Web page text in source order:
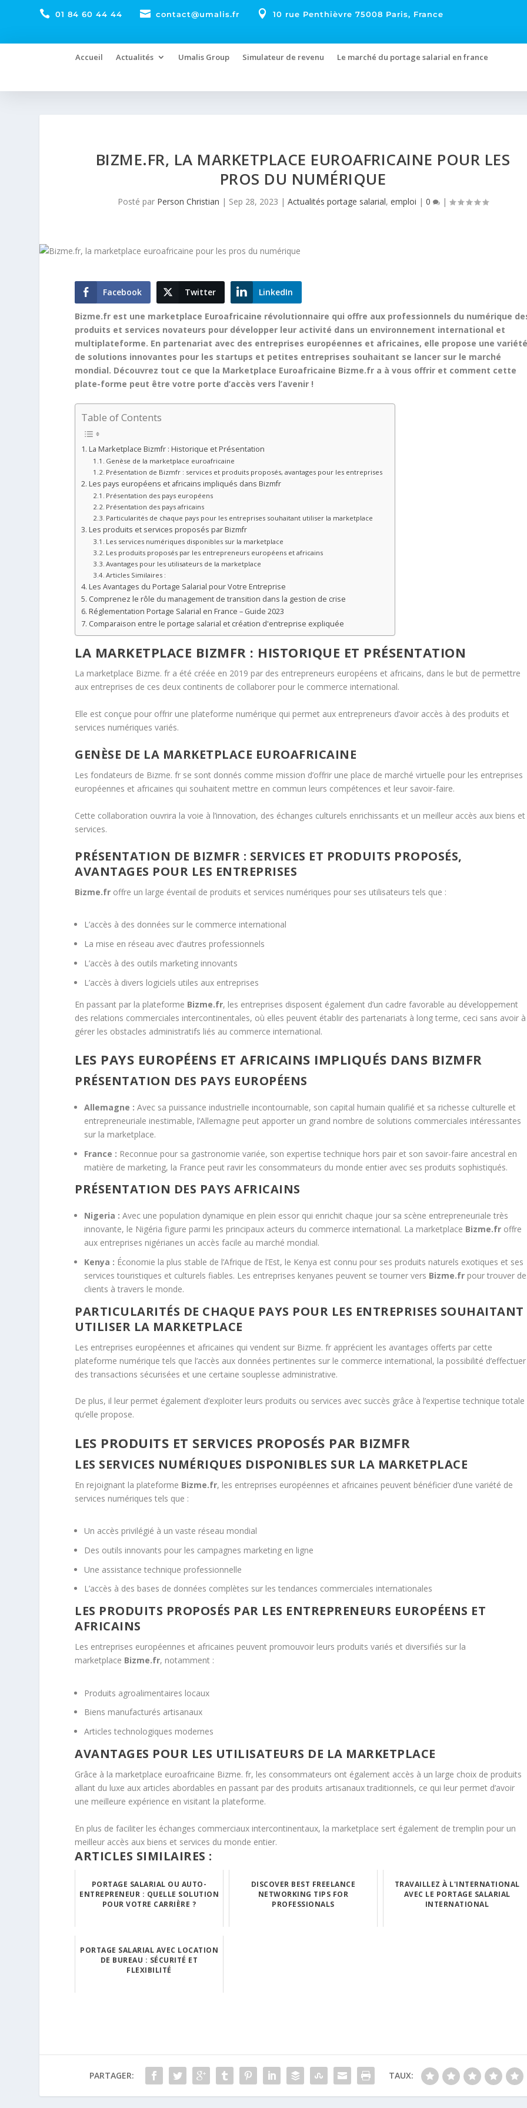
 01 84 60 44 44  contact@umalis.fr  10 rue Penthièvre 75008 Paris, France
Accueil Actualités Umalis Group Simulateur de revenu Le marché du portage salarial en france
BIZME.FR, LA MARKETPLACE EUROAFRICAINE POUR LES
PROS DU NUMÉRIQUE
Posté par Person Christian | Sep 28, 2023 | Actualités portage salarial, emploi | 0 |
Facebook Twitter LinkedIn
Bizme.fr est une marketplace Euroafricaine révolutionnaire qui offre aux professionnels du numérique
produits et services novateurs pour développer leur activité dans un environnement international et
multiplateforme. En partenariat avec des entreprises européennes et africaines, elle propose une
de solutions innovantes pour les startups et petites entreprises souhaitant se lancer sur le marché
mondial. Découvrez tout ce que la Marketplace Euroafricaine Bizme.fr a à vous offrir et comment cette
plate-forme peut être votre porte d’accès vers l’avenir !
Table of Contents
La Marketplace Bizmfr : Historique et Présentation
Genèse de la marketplace euroafricaine
Présentation de Bizmfr : services et produits proposés, avantages pour les entreprises
Les pays européens et africains impliqués dans Bizmfr
Présentation des pays européens
Présentation des pays africains
Particularités de chaque pays pour les entreprises souhaitant utiliser la marketplace
Les produits et services proposés par Bizmfr
Les services numériques disponibles sur la marketplace
Les produits proposés par les entrepreneurs européens et africains
Avantages pour les utilisateurs de la marketplace
Articles Similaires :
Les Avantages du Portage Salarial pour Votre Entreprise
Comprenez le rôle du management de transition dans la gestion de crise
Réglementation Portage Salarial en France – Guide 2023
Comparaison entre le portage salarial et création d'entreprise expliquée
LA MARKETPLACE BIZMFR : HISTORIQUE ET PRÉSENTATION
La marketplace Bizme. fr a été créée en 2019 par des entrepreneurs européens et africains, dans le but de permettre
aux entreprises de ces deux continents de collaborer pour le commerce international.
Elle est conçue pour offrir une plateforme numérique qui permet aux entrepreneurs d’avoir accès à des produits et
services numériques variés.
GENÈSE DE LA MARKETPLACE EUROAFRICAINE
Les fondateurs de Bizme. fr se sont donnés comme mission d’offrir une place de marché virtuelle pour les entreprises
européennes et africaines qui souhaitent mettre en commun leurs compétences et leur savoir-faire.
Cette collaboration ouvrira la voie à l’innovation, des échanges culturels enrichissants et un meilleur accès aux biens et
services.
PRÉSENTATION DE BIZMFR : SERVICES ET PRODUITS PROPOSÉS,
AVANTAGES POUR LES ENTREPRISES
Bizme.fr offre un large éventail de produits et services numériques pour ses utilisateurs tels que :
L’accès à des données sur le commerce international
La mise en réseau avec d’autres professionnels
L’accès à des outils marketing innovants
L’accès à divers logiciels utiles aux entreprises
En passant par la plateforme Bizme.fr, les entreprises disposent également d’un cadre favorable au développement
des relations commerciales intercontinentales, où elles peuvent établir des partenariats à long terme, ceci sans avoir à
gérer les obstacles administratifs liés au commerce international.
LES PAYS EUROPÉENS ET AFRICAINS IMPLIQUÉS DANS BIZMFR
PRÉSENTATION DES PAYS EUROPÉENS
Allemagne : Avec sa puissance industrielle incontournable, son capital humain qualifié et sa richesse culturelle et
entrepreneuriale inestimable, l’Allemagne peut apporter un grand nombre de solutions commerciales intéressantes
sur la marketplace.
France : Reconnue pour sa gastronomie variée, son expertise technique hors pair et son savoir-faire ancestral en
matière de marketing, la France peut ravir les consommateurs du monde entier avec ses produits sophistiqués.
PRÉSENTATION DES PAYS AFRICAINS
Nigeria : Avec une population dynamique en plein essor qui enrichit chaque jour sa scène entrepreneuriale très
innovante, le Nigéria figure parmi les principaux acteurs du commerce international. La marketplace Bizme.fr offre
aux entreprises nigérianes un accès facile au marché mondial.
Kenya : Économie la plus stable de l’Afrique de l’Est, le Kenya est connu pour ses produits naturels exotiques et ses
services touristiques et culturels fiables. Les entreprises kenyanes peuvent se tourner vers Bizme.fr pour trouver
clients à travers le monde.
PARTICULARITÉS DE CHAQUE PAYS POUR LES ENTREPRISES SOUHAITANT
UTILISER LA MARKETPLACE
Les entreprises européennes et africaines qui vendent sur Bizme. fr apprécient les avantages offerts par cette
plateforme numérique tels que l’accès aux données pertinentes sur le commerce international, la possibilité d’effectuer
des transactions sécurisées et une certaine souplesse administrative.
De plus, il leur permet également d’exploiter leurs produits ou services avec succès grâce à l’expertise technique totale
qu’elle propose.
LES PRODUITS ET SERVICES PROPOSÉS PAR BIZMFR
LES SERVICES NUMÉRIQUES DISPONIBLES SUR LA MARKETPLACE
En rejoignant la plateforme Bizme.fr, les entreprises européennes et africaines peuvent bénéficier d’une variété de
services numériques tels que :
Un accès privilégié à un vaste réseau mondial
Des outils innovants pour les campagnes marketing en ligne
Une assistance technique professionnelle
L’accès à des bases de données complètes sur les tendances commerciales internationales
LES PRODUITS PROPOSÉS PAR LES ENTREPRENEURS EUROPÉENS ET
AFRICAINS
Les entreprises européennes et africaines peuvent promouvoir leurs produits variés et diversifiés sur la
marketplace Bizme.fr, notamment :
Produits agroalimentaires locaux
Biens manufacturés artisanaux
Articles technologiques modernes
AVANTAGES POUR LES UTILISATEURS DE LA MARKETPLACE
Grâce à la marketplace euroafricaine Bizme. fr, les consommateurs ont également accès à un large choix de produits
allant du luxe aux articles abordables en passant par des produits artisanaux traditionnels, ce qui leur permet d’avoir
une meilleure expérience en visitant la plateforme.
En plus de faciliter les échanges commerciaux intercontinentaux, la marketplace sert également de tremplin pour un
meilleur accès aux biens et services du monde entier.
ARTICLES SIMILAIRES :
PORTAGE SALARIAL OU AUTO-
ENTREPRENEUR : QUELLE SOLUTION
POUR VOTRE CARRIÈRE ?
DISCOVER BEST FREELANCE
NETWORKING TIPS FOR
PROFESSIONALS
TRAVAILLEZ À L'INTERNATIONAL
AVEC LE PORTAGE SALARIAL
INTERNATIONAL
PORTAGE SALARIAL AVEC LOCATION
DE BUREAU : SÉCURITÉ ET
FLEXIBILITÉ
PARTAGER: TAUX: